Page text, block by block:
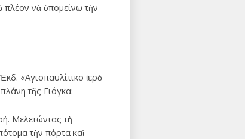
νὰ ὑπομείνω τὴν
«Ἁγιοπαυλίτικο ἱερὸ
τῆς Γιόγκα:
Μελετώντας τὴ
τὴν πόρτα καὶ